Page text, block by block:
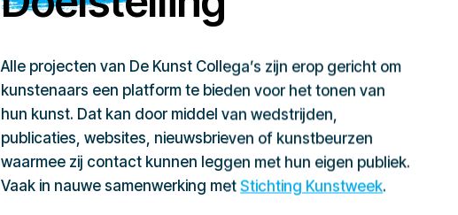
Alle projecten van De Kunst Collega’s zijn erop gericht om
kunstenaars een platform te bieden voor het tonen van
hun kunst. Dat kan door middel van wedstrijden,
publicaties, websites, nieuwsbrieven of kunstbeurzen
waarmee zij contact kunnen leggen met hun eigen publiek.
Vaak in nauwe samenwerking metStichting Kunstweek.